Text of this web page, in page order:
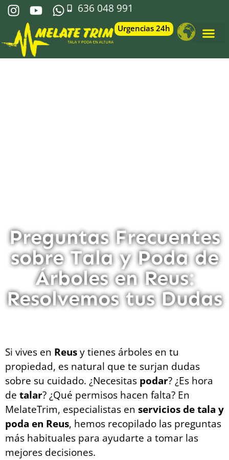
636 048 991
Urgencias 24h
Preguntas Frecuentes
sobre Tala y Poda de
Árboles en Reus:
Resolvemos tus Dudas
Si vives en Reusy tienes árboles en tu
propiedad, es natural que te surjan dudas
sobre su cuidado. ¿Necesitas podar? ¿Es hora
de talar? ¿Qué permisos hacen falta? En
MelateTrim, especialistas en servicios de tala y
poda en Reus, hemos recopilado las preguntas
más habituales para ayudarte a tomar las
mejores decisiones.